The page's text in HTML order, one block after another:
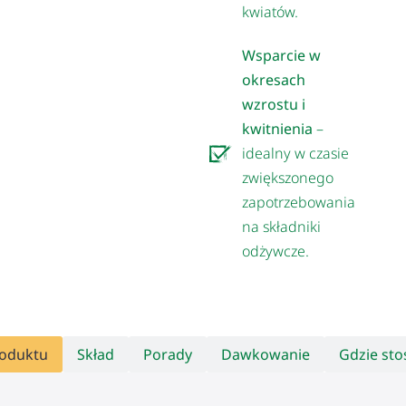
kwiatów.
Wsparcie w
okresach
wzrostu i
kwitnienia –
idealny w czasie
zwiększonego
zapotrzebowania
na składniki
odżywcze.
Skład Porady Dawkowanie Gdzie